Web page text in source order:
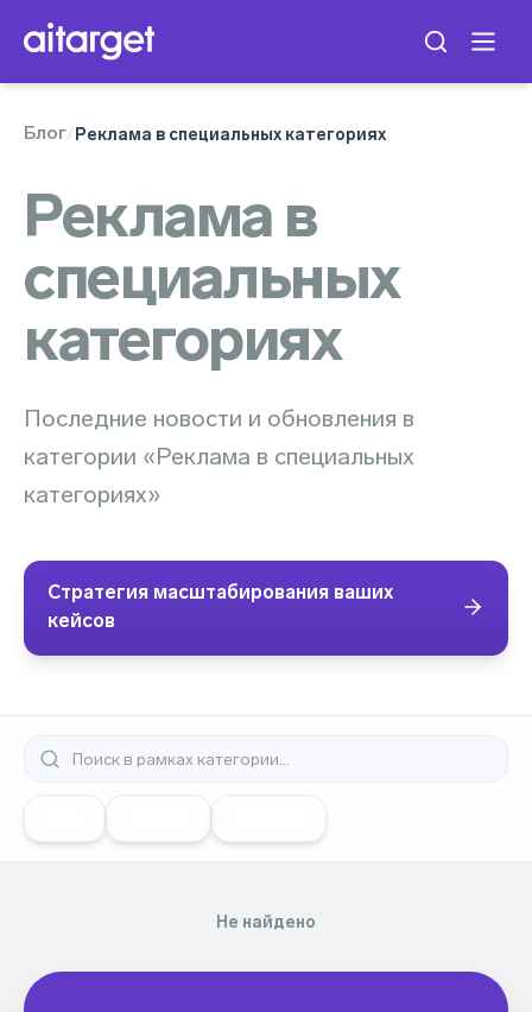
Блог/Реклама в специальных категориях
Реклама в
специальных
категориях
Последние новости и обновления в
категории «Реклама в специальных
категориях»
Стратегия масштабирования ваших
кейсов
Не найдено